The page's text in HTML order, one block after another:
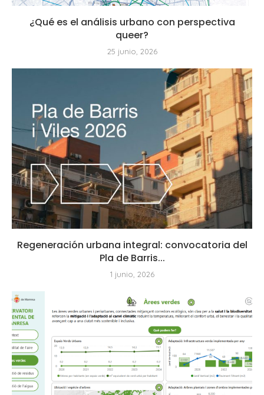
¿Qué es el análisis urbano con perspectiva
queer?
25 junio, 2026
Regeneración urbana integral: convocatoria del
Pla de Barris...
1 junio, 2026